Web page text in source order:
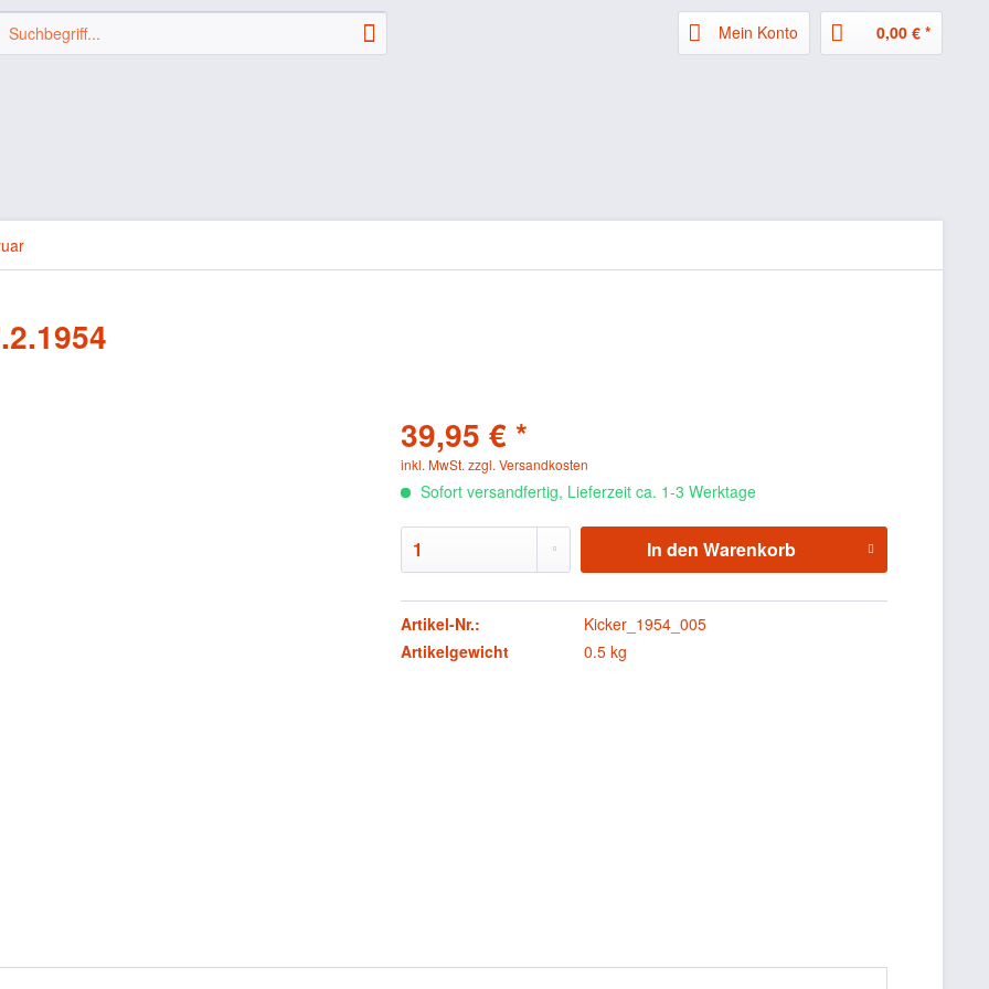
Mein Konto 0,00 € *
39,95 € *
inkl. MwSt.zzgl. Versandkosten
Sofort versandfertig, Lieferzeit ca. 1-3 Werktage
In den Warenkorb
Artikel-Nr.:
Kicker_1954_005
Artikelgewicht
0.5 kg